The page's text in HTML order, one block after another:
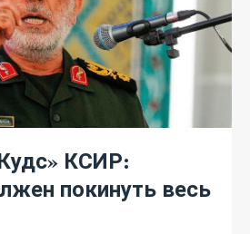
КСИР:
покинуть весь